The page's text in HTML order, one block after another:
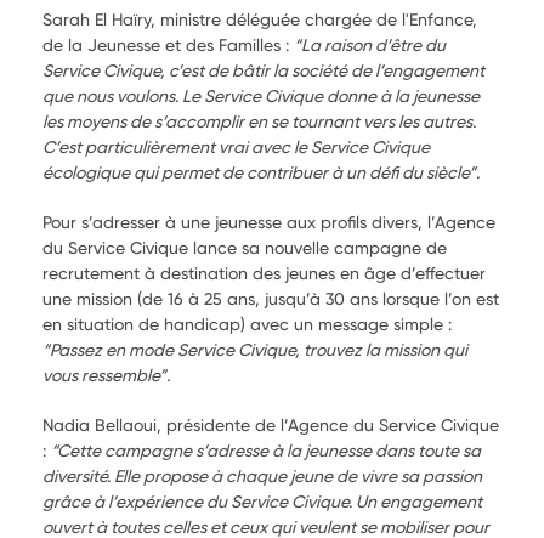
Sarah El Haïry, ministre déléguée chargée de l'Enfance,
de la Jeunesse et des Familles : “La raison d’être du
Service Civique, c’est de bâtir la société de l’engagement
que nous voulons. Le Service Civique donne à la jeunesse
les moyens de s’accomplir en se tournant vers les autres.
C’est particulièrement vrai avec le Service Civique
écologique qui permet de contribuer à un défi du siècle”.
Pour s’adresser à une jeunesse aux profils divers, l’Agence
du Service Civique lance sa nouvelle campagne de
recrutement à destination des jeunes en âge d’effectuer
une mission (de 16 à 25 ans, jusqu’à 30 ans lorsque l’on est
en situation de handicap) avec un message simple :
“Passez en mode Service Civique, trouvez la mission qui
vous ressemble”.
Nadia Bellaoui, présidente de l’Agence du Service Civique
: “Cette campagne s’adresse à la jeunesse dans toute sa
diversité. Elle propose à chaque jeune de vivre sa passion
grâce à l’expérience du Service Civique. Un engagement
ouvert à toutes celles et ceux qui veulent se mobiliser pour